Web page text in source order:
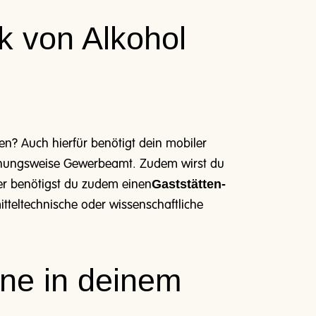
von Alkohol
Auch hierfür benötigt dein mobiler
Gewerbeamt. Zudem wirst du
benötigst du zudem einenGaststätten-
oder wissenschaftliche
in deinem